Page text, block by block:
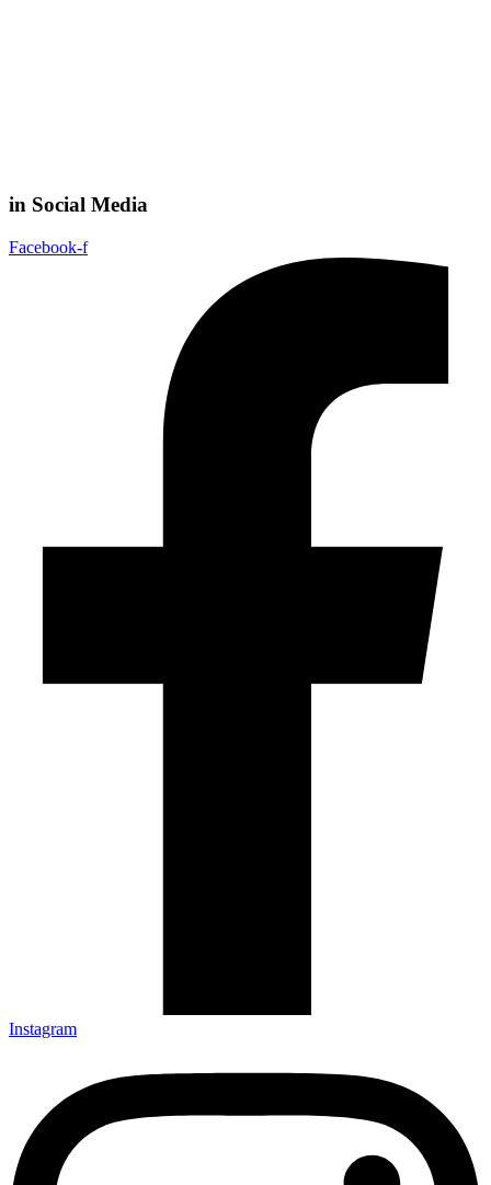
in Social Media
Facebook-f
Instagram